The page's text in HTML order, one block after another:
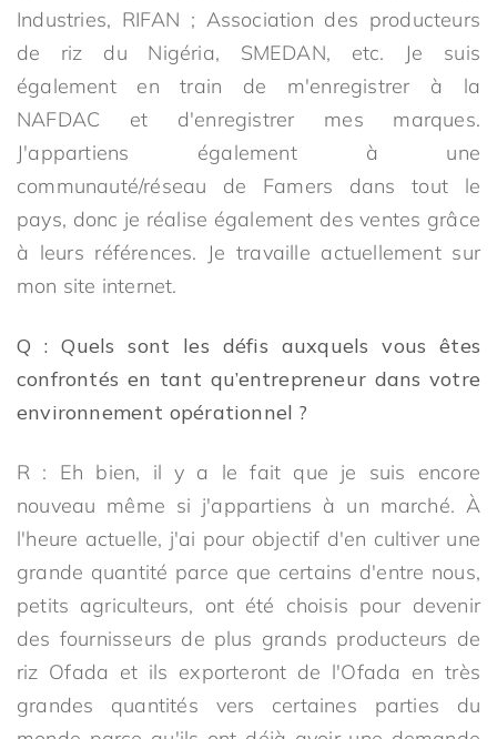
Industries, RIFAN ; Association des producteurs
de riz du Nigéria, SMEDAN, etc. Je suis
également en train de m'enregistrer à la
NAFDAC et d'enregistrer mes marques.
J'appartiens également à une
communauté/réseau de Famers dans tout le
pays, donc je réalise également des ventes grâce
à leurs références. Je travaille actuellement sur
mon site internet.
Q : Quels sont les défis auxquels vous êtes
confrontés en tant qu’entrepreneur dans votre
environnement opérationnel ?
R : Eh bien, il y a le fait que je suis encore
nouveau même si j'appartiens à un marché. À
l'heure actuelle, j'ai pour objectif d'en cultiver une
grande quantité parce que certains d'entre nous,
petits agriculteurs, ont été choisis pour devenir
des fournisseurs de plus grands producteurs de
riz Ofada et ils exporteront de l'Ofada en très
grandes quantités vers certaines parties du